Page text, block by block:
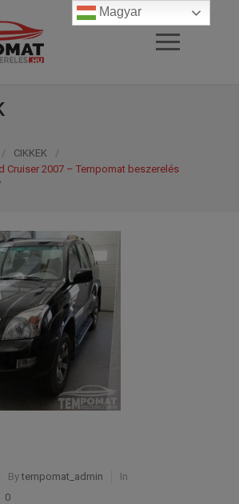
/ CIKKEK
/
Cruiser 2007 – Tempomat beszerelés
Bytempomat_admin
In
0
Magyar